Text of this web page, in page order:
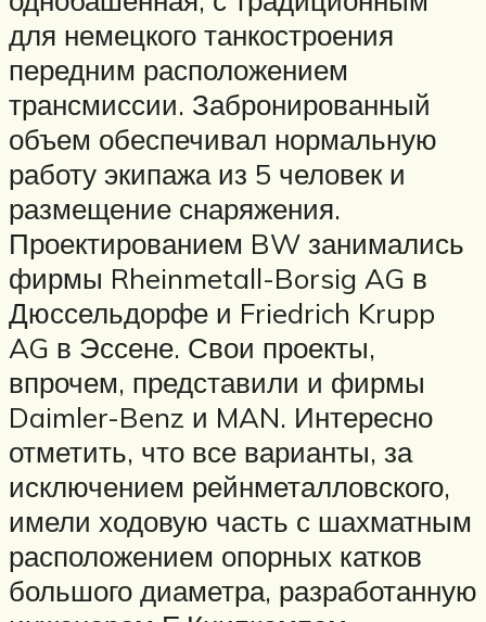
для немецкого танкостроения
передним расположением
трансмиссии. Забронированный
объем обеспечивал нормальную
работу экипажа из 5 человек и
размещение снаряжения.
Проектированием BW занимались
фирмы Rheinmetall-Borsig AG в
Дюссельдорфе и Friedrich Krupp
AG в Эссене. Свои проекты,
впрочем, представили и фирмы
Daimler-Benz и MAN. Интересно
отметить, что все варианты, за
исключением рейнметалловского,
имели ходовую часть с шахматным
расположением опорных катков
большого диаметра, разработанную